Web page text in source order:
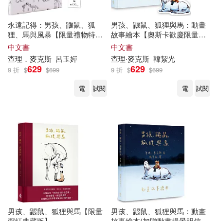
永遠記得：男孩、鼴鼠、狐
狸、馬與風暴【限量禮物特裝
版】
中文書
查理 ． 麥克斯 呂玉嬋
9 折 $629 $699
電
試閱
男孩、鼴鼠、狐狸與馬：動畫
故事繪本【奧斯卡歡慶限量
版】(加贈經典場景禮物卡)
中文書
查理‧麥克斯 韓絜光
9 折 $629 $699
電
試閱
男孩、鼴鼠、狐狸與馬【限量
男孩、鼴鼠、狐狸與馬：動畫